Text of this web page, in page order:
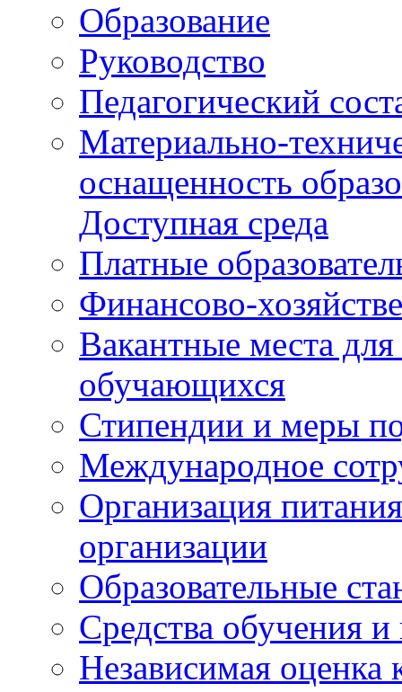
Образование
Руководство
Педагогический
Материально-
оснащенность
Доступная среда
Платные
Финансово-
Вакантные места
обучающихся
Стипендии и меры
Международное
Организация
организации
Образовательные
Средства обучения и
Независимая оценка